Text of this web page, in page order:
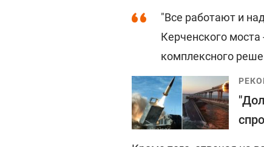
"Все работают и
Керченского моста
комплексного